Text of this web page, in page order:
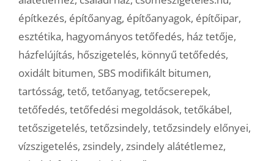
építkezés, építőanyag, építőanyagok, építőipar,
esztétika, hagyományos tetőfedés, ház tetője,
házfelújítás, hőszigetelés, könnyű tetőfedés,
oxidált bitumen, SBS modifikált bitumen,
tartósság, tető, tetőanyag, tetőcserepek,
tetőfedés, tetőfedési megoldások, tetőkábel,
tetőszigetelés, tetőzsindely, tetőzsindely előnyei,
vízszigetelés, zsindely, zsindely alátétlemez,